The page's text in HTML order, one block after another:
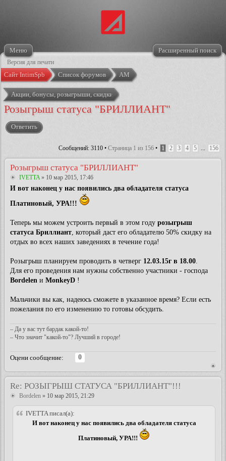
Меню Расширенный поиск
Версия для печати
Сайт IntimSpb Список форумов АМ
Акции, бонусы, розыгрыши, скидки
Розыгрыш статуса "БРИЛЛИАНТ"
Ответить
Сообщений: 3110 • Страница 1 из 156 • 1 2 3 4 5 ... 156
Розыгрыш статуса "БРИЛЛИАНТ"
IVETTA» 10 мар 2015, 17:46
И вот наконец у нас появились два обладателя статуса
Платиновый, УРА!!!
Теперь мы можем устроить первый в этом году розыгрыш
статуса Бриллиант , который даст его обладателю 50% скидку на
отдых во всех наших заведениях в течение года!
Розыгрыш планируем проводить в четверг 12.03.15г в 18.00
Для его проведения нам нужны собственно участники - господа
Bordelen и MonkeyD !
Мальчики вы как, надеюсь сможете в указанное время? Если есть
пожелания по его изменению то готовы обсудить.
– Да у вас тут бардак какой-то!
– Что значит "какой-то"? Лучший в городе!
Оцени сообщение:
0
Re: РОЗЫГРЫШ СТАТУСА "БРИЛЛИАНТ"!!!
Bordelen » 10 мар 2015, 21:29
IVETTA писал(а):
И вот наконец у нас появились два обладателя статуса
Платиновый, УРА!!!